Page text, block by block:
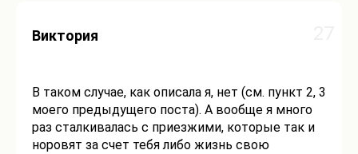
Виктория
В таком случае, как описала я, нет (см. пункт 2, 3
моего предыдущего поста). А вообще я много
раз сталкивалась с приезжими, которые так и
норовят за счет тебя либо жизнь свою